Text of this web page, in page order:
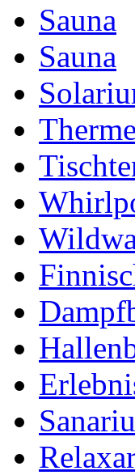
Sauna
Sauna
Therme